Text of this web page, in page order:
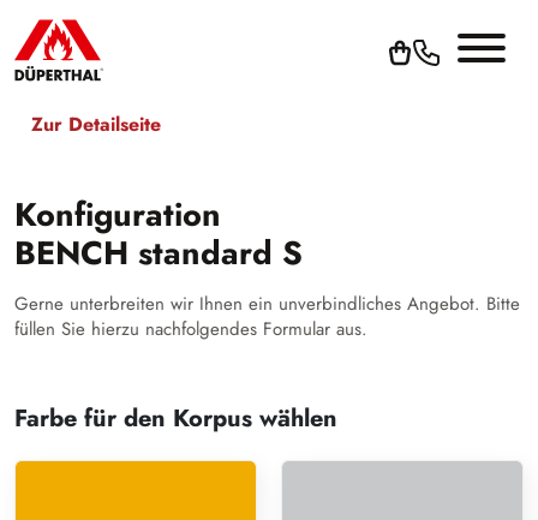
Zur Detailseite
Konfiguration
BENCH standard S
Gerne unterbreiten wir Ihnen ein unverbindliches Angebot. Bitte
füllen Sie hierzu nachfolgendes Formular aus.
Farbe für den Korpus wählen